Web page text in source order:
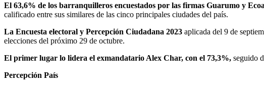
El 63,6% de los barranquilleros encuestados por las firmas Guarumo y
calificado entre sus similares de las cinco principales ciudades del país.
La Encuesta electoral y Percepción Ciudadana 2023 aplicada del 9 de
elecciones del próximo 29 de octubre.
El primer lugar lo lidera el exmandatario Alex Char, con el 73,3%, seguido
Percepción País